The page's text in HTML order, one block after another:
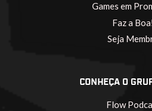
Games em
Faz a
Seja
CONHEÇA O
Flow